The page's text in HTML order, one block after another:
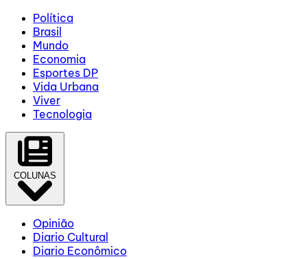
Política
Brasil
Mundo
Economia
Esportes DP
Vida Urbana
Viver
Tecnologia
COLUNAS
Opinião
Diario Cultural
Diario Econômico